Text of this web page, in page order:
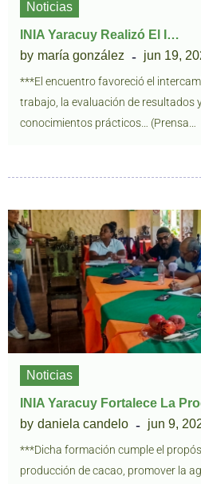
Noticias
INIA Yaracuy Realizó El I…
by maría gonzález jun 19,
***El encuentro favoreció el
trabajo, la evaluación de resultados
conocimientos prácticos… (Prensa…
Noticias
INIA Yaracuy Fortalece La
by daniela candelo jun 9,
***Dicha formación cumple el
producción de cacao, promover la